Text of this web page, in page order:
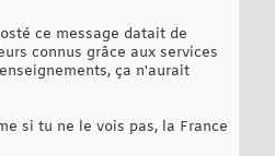
ce message datait de
connus grâce aux services
ça n'aurait
si tu ne le vois pas, la France